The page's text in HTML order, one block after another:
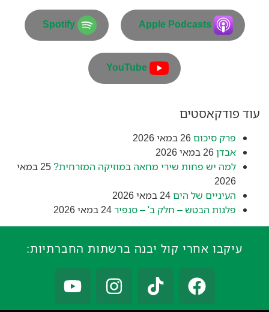
Apple Podcasts
Spotify
YouTube
עוד פודקאסטים
פרק סיכום26 במאי 2026
אבדן26 במאי 2026
למה יש פחות שירי מחאה במוזיקה המזרחית?
25 במאי
2026
העיניים של הים24 במאי 2026
פלגות הבטש – חלק ב' – סנפיר24 במאי 2026
עיקבו אחרי קול יבנה ברשתות החברתיות: